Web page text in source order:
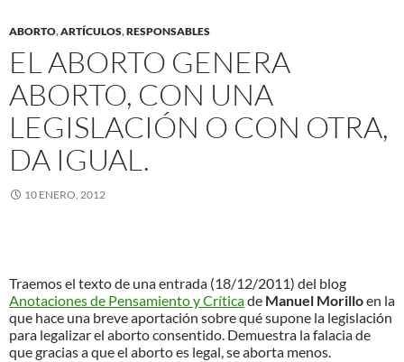
ABORTO,ARTÍCULOS,RESPONSABLES
EL ABORTO GENERA
ABORTO, CON UNA
LEGISLACIÓN O CON OTRA,
DA IGUAL.
10 ENERO, 2012
Traemos el texto de una entrada (18/12/2011) del blog
Anotaciones de Pensamiento y Críticade Manuel Morilloen la
que hace una breve aportación sobre qué supone la legislación
para legalizar el aborto consentido. Demuestra la falacia de
que gracias a que el aborto es legal, se aborta menos.